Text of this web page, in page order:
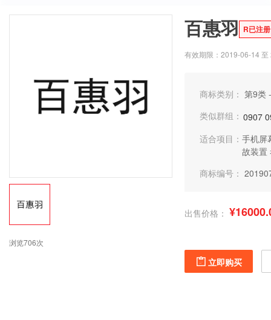
浏览706次
百惠羽 R已注册
有效期限：2019-06-14
商标类别： 第9类
类似群组： 0907
适合项目： 手机屏
故装置
商标编号：
出售价格：
立即购买